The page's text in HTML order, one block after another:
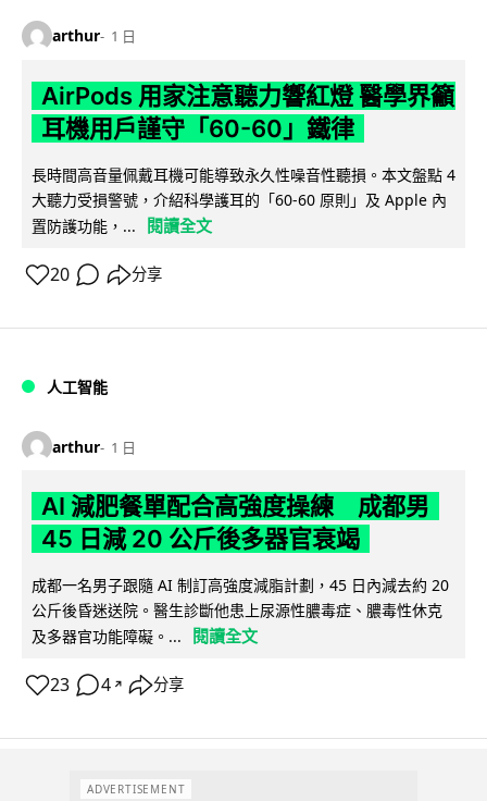
arthur 1 日
AirPods 用家注意聽力響紅燈 醫學界籲
耳機用戶謹守「60-60」鐵律
長時間高音量佩戴耳機可能導致永久性噪音性聽損。本文盤點 4
大聽力受損警號，介紹科學護耳的「60-60 原則」及 Apple 內
置防護功能，...
閱讀全文
20 分享
人工智能
arthur 1 日
AI 減肥餐單配合高強度操練 成都男
45 日減 20 公斤後多器官衰竭
成都一名男子跟隨 AI 制訂高強度減脂計劃，45 日內減去約 20
公斤後昏迷送院。醫生診斷他患上尿源性膿毒症、膿毒性休克
及多器官功能障礙。...
閱讀全文
23 4 ↗ 分享
ADVERTISEMENT